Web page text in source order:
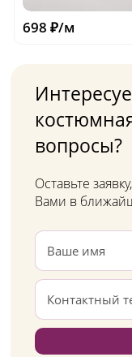
698 ₽/м
вопросы?
Оставьте
Вами в